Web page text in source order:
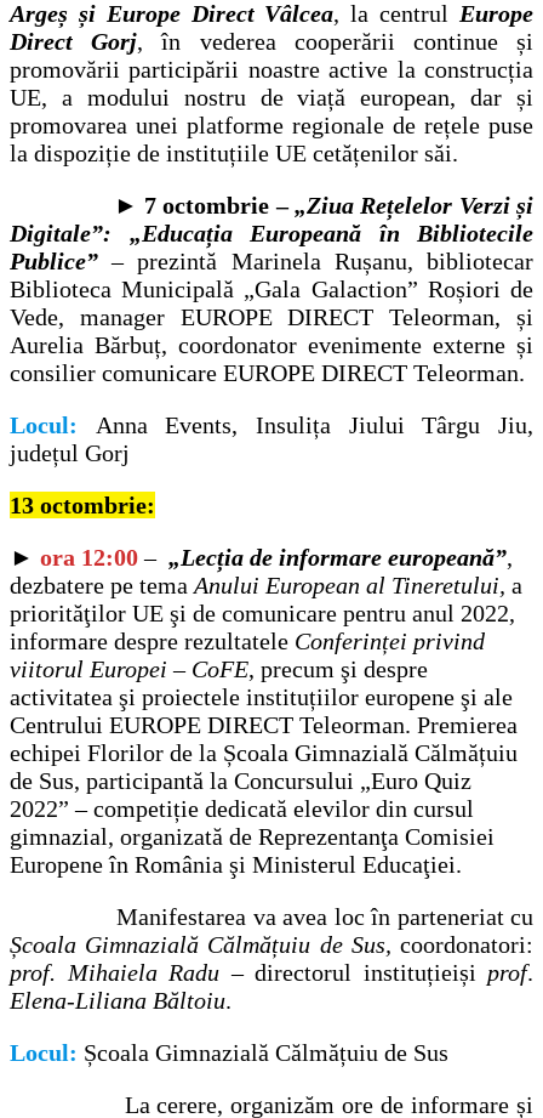
Argeș și Europe Direct Vâlcea,la centrul Europe
Direct Gorj, în vederea cooperării continue și
promovării participării noastre active la construcția
UE, a modului nostru de viață european, dar și
promovarea unei platforme regionale de rețele puse
la dispoziție de instituțiile UE cetățenilor săi.
► 7 octombrie – „Ziua Rețelelor Verzi și
Digitale”: „Educația Europeană în Bibliotecile
Publice”– prezintă Marinela Rușanu, bibliotecar
Biblioteca Municipală „Gala Galaction” Roșiori de
Vede, manager EUROPE DIRECT Teleorman, și
Aurelia Bărbuț, coordonator evenimente externe și
consilier comunicare EUROPE DIRECT Teleorman.
Locul:
Anna Events, Insulița Jiului Târgu Jiu,
județul Gorj
13 octombrie:
► ora 12:00 – „Lecția de informare europeană”,
dezbatere pe tema Anului European al Tineretului, a
priorităţilor UE şi de comunicare pentru anul 2022,
informare despre rezultatele Conferinței privind
viitorul Europei – CoFE, precum şi despre
activitatea şi proiectele instituțiilor europene şi ale
Centrului EUROPE DIRECT Teleorman. Premierea
echipei Florilor de la Școala Gimnazială Călmățuiu
de Sus, participantă la Concursului „Euro Quiz
2022” – competiție dedicată elevilor din cursul
gimnazial, organizată de Reprezentanţa Comisiei
Europene în România şi Ministerul Educaţiei.
Manifestarea va avea loc în parteneriat cu
Școala Gimnazială Călmățuiu de Sus, coordonatori:
prof. Mihaiela Radu– directorul instituțieiși prof.
Elena-Liliana Băltoiu.
Locul: Școala Gimnazială Călmățuiu de Sus
La cerere, organizăm ore de informare și